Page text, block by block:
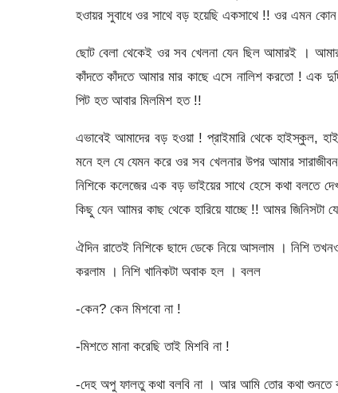
হওায়র সুবাধে ওর সাথে বড় হয়েছি একসাথে !! ওর এমন কোন
ছোট বেলা থেকেই ওর সব খেলনা যেন ছিল আমারই । আমার
কাঁদতে কাঁদতে আমার মার কাছে এসে নালিশ করতো ! এক
পিট হত আবার মিলমিশ হত !!
এভাবেই আমাদের বড় হওয়া ! প্রাইমারি থেকে হাইস্কুল,
মনে হল যে যেমন করে ওর সব খেলনার উপর আমার
নিশিকে কলেজের এক বড় ভাইয়ের সাথে হেসে কথা বলতে
কিছু যেন আামর কাছ থেকে হারিয়ে যাচ্ছে !! আমর জিনিসটা
ঐদিন রাতেই নিশিকে ছাদে ডেকে নিয়ে আসলাম । নিশি
করলাম । নিশি খানিকটা অবাক হল । বলল
-কেন? কেন মিশবো না !
-মিশতে মানা করেছি তাই মিশবি না !
-দেহ অপু ফালতু কথা বলবি না । আর আমি তোর কথা শুনতে